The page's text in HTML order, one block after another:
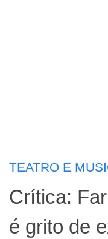
TEATRO E
Crítica:
é grito de